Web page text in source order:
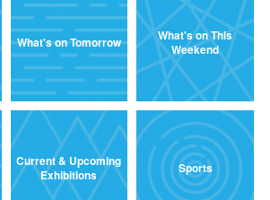
What's on Tomorrow
What's on This
Weekend
Current & Upcoming
Exhibitions
Sports